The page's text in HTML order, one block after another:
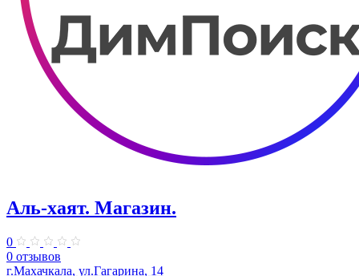
Аль-хаят. Магазин.
0
0 отзывов
г.Махачкала, ул.​Гагарина, 14